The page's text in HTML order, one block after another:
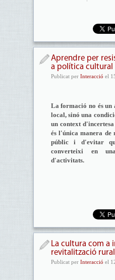
Aprendre per
a política cultural
Publicat per Interacció el
La formació no és
local, sinó una
un context
és l'única manera de
públic i d'evitar
converteixi en
d'activitats.
La cultura com a
revitalització rural
Publicat per Interacció el